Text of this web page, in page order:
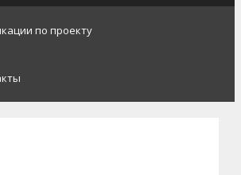
по проекту